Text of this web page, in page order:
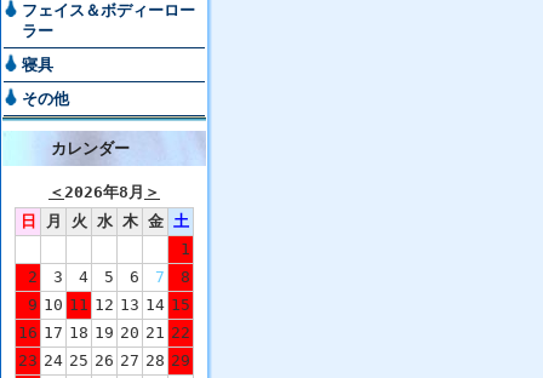
フェイス＆ボディーロー
ラー
寝具
その他
カレンダー
＜2026年8月 ＞
日
月 火 水 木 金 土
1
2
3 4 5 6 7
8
9 10 11 12 13 14 15
16 17 18 19 20 21 22
23 24 25 26 27 28 29